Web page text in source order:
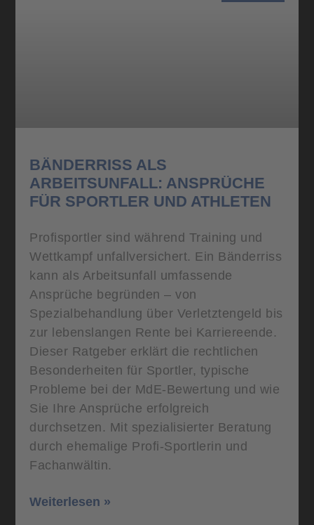
BÄNDERRISS ALS
ARBEITSUNFALL: ANSPRÜCHE
FÜR SPORTLER UND ATHLETEN
Profisportler sind während Training und
Wettkampf unfallversichert. Ein Bänderriss
kann als Arbeitsunfall umfassende
Ansprüche begründen – von
Spezialbehandlung über Verletztengeld bis
zur lebenslangen Rente bei Karriereende.
Dieser Ratgeber erklärt die rechtlichen
Besonderheiten für Sportler, typische
Probleme bei der MdE-Bewertung und wie
Sie Ihre Ansprüche erfolgreich
durchsetzen. Mit spezialisierter Beratung
durch ehemalige Profi-Sportlerin und
Fachanwältin.
Weiterlesen »